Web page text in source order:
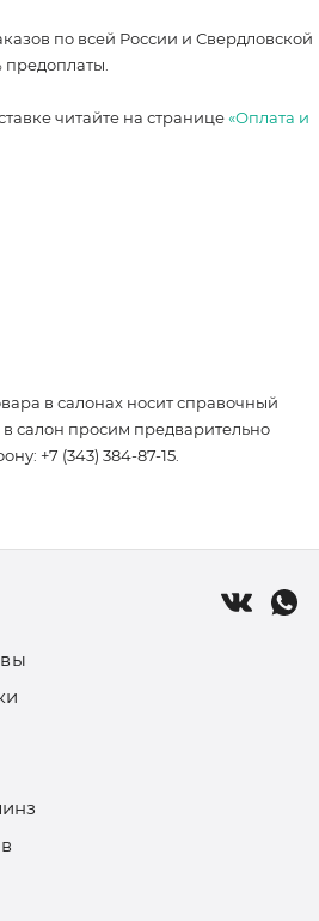
по всей России и Свердловской
предоплаты.
читайте на странице«Оплата и
в салонах носит справочный
салон просим предварительно
+7 (343) 384-87-15.